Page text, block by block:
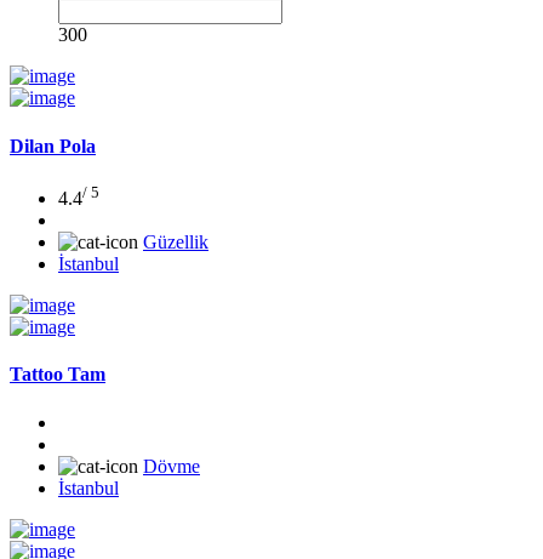
300
Dilan Pola
4.4/ 5
Güzellik
İstanbul
Tattoo Tam
Dövme
İstanbul